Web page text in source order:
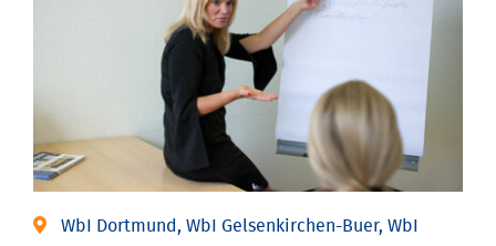
WbI Dortmund, WbI Gelsenkirchen-Buer, WbI